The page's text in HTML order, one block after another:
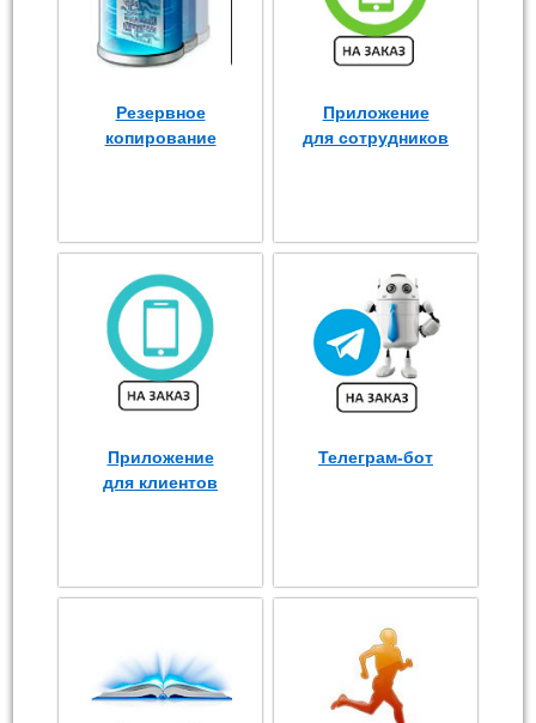
Резервное
копирование
Приложение
для сотрудников
Приложение
для клиентов
Телеграм-бот